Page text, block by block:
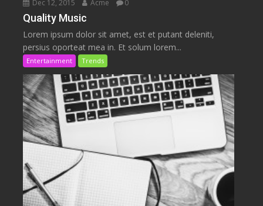
Dec 12, 2015 Acme 0
Quality Music
Lorem ipsum dolor sit amet, est et putant deleniti,
persius oporteat mea in. Et solum lorem...
Entertainment Trends